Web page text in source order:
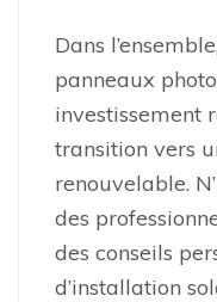
Dans
panneaux
investissement
transition vers
renouvelable.
des
des conseils
d’installation